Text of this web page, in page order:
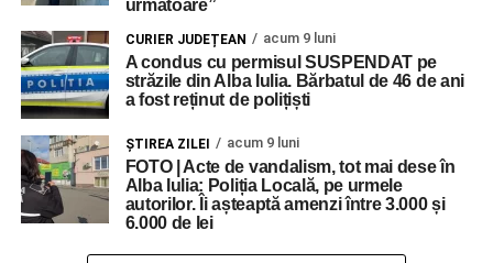
următoare”
CURIER JUDEȚEAN acum 9 luni
A condus cu permisul SUSPENDAT pe
străzile din Alba Iulia. Bărbatul de 46 de ani
a fost reținut de polițiști
ŞTIREA ZILEI acum 9 luni
FOTO | Acte de vandalism, tot mai dese în
Alba Iulia: Poliția Locală, pe urmele
autorilor. Îi așteaptă amenzi între 3.000 și
6.000 de lei